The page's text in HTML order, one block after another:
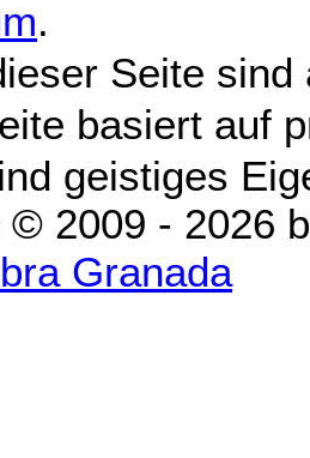
.
Seite
basiert auf
geistiges
© 2009 - 2026
Granada